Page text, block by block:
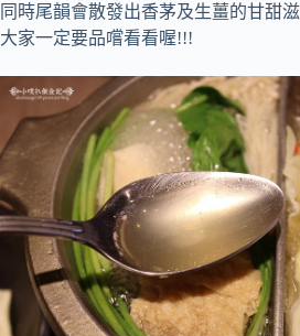
同時尾韻會散發出香茅及生薑的甘甜
大家一定要品嚐看看喔!!!